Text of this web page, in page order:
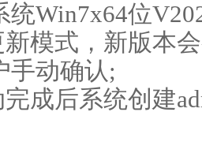
统Win7x64位
模式，新版本
手动确认;
成后系统创建